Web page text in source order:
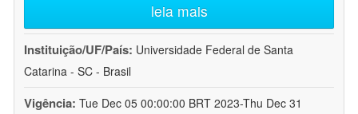
leia mais
Instituição/UF/País: Universidade Federal de Santa
Catarina - SC - Brasil
Vigência: Tue Dec 05 00:00:00 BRT 2023-Thu Dec 31